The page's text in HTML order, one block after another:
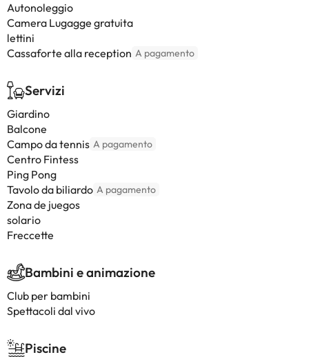
Autonoleggio
Camera Lugagge gratuita
lettini
Cassaforte alla reception A pagamento
Servizi
Giardino
Balcone
Campo da tennis A pagamento
Centro Fintess
Ping Pong
Tavolo da biliardo A pagamento
Zona de juegos
solario
Freccette
Bambini e animazione
Club per bambini
Spettacoli dal vivo
Piscine